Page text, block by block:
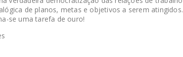
de planos, metas e objetivos a serem atingidos.
se uma tarefa de ouro!